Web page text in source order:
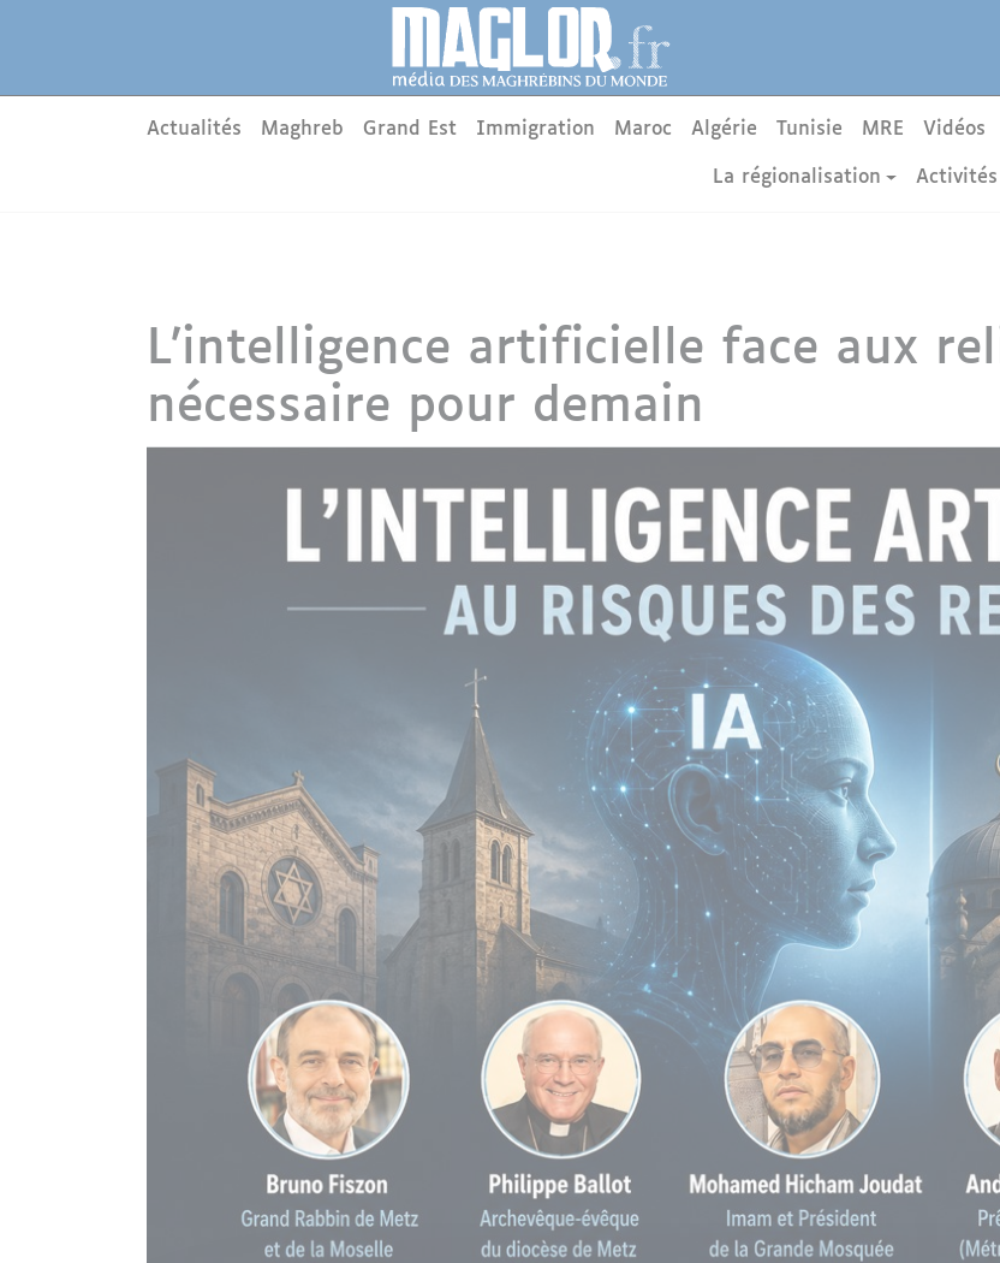
Main menu
Actualités Maghreb Grand Est Immigration Maroc Algérie Tunisie MRE Vidéos
La régionalisation
L’intelligence artificielle face aux
nécessaire pour demain